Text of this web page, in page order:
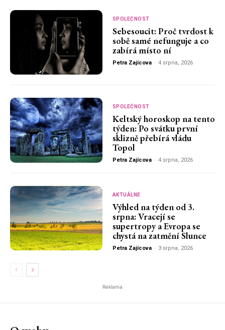
SPOLEČNOST
Sebesoucit: Proč tvrdost k
sobě samé nefunguje a co
zabírá místo ní
Petra Zajícova - 4 srpna, 2026
SPOLEČNOST
Keltský horoskop na tento
týden: Po svátku první
sklizně přebírá vládu
Topol
Petra Zajícova - 4 srpna, 2026
AKTUÁLNĚ
Výhled na týden od 3.
srpna: Vracejí se
supertropy a Evropa se
chystá na zatmění Slunce
Petra Zajícova - 3 srpna, 2026
Reklama